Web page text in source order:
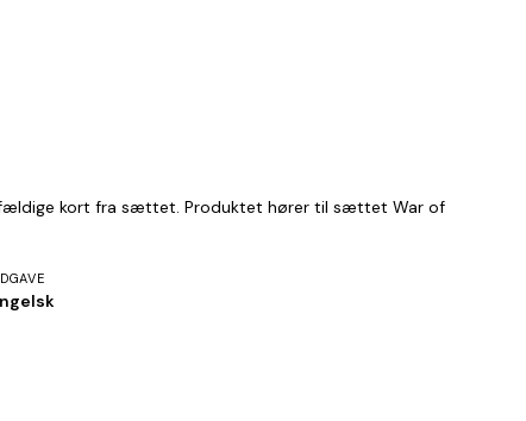
kort fra sættet. Produktet hører til sættet War of